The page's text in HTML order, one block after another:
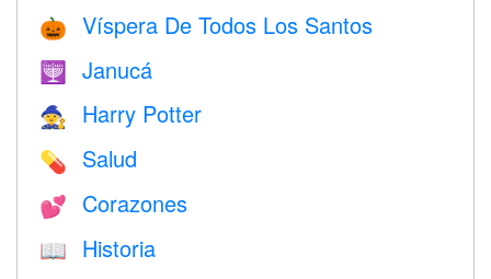
🎃 Víspera De Todos Los Santos
🕎 Janucá
🧙 Harry Potter
💊 Salud
💕 Corazones
📖
Historia